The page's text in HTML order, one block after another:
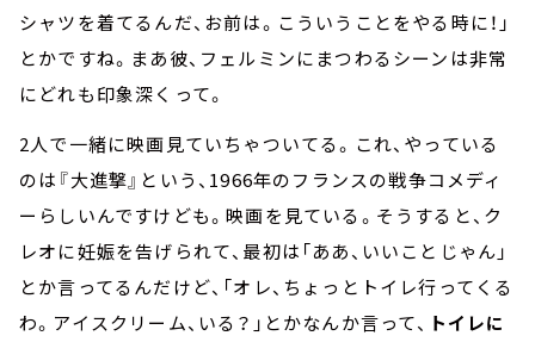
シャツを着てるんだ、お前は。こういうことをやる時に！」
とかですね。まあ彼、フェルミンにまつわるシーンは非常
にどれも印象深くって。
2人で一緒に映画見ていちゃついてる。これ、やっている
のは『大進撃』という、1966年のフランスの戦争コメディ
ーらしいんですけども。映画を見ている。そうすると、ク
レオに妊娠を告げられて、最初は「ああ、いいことじゃん」
とか言ってるんだけど、「オレ、ちょっとトイレ行ってくる
わ。アイスクリーム、いる？」とかなんか言って、 トイレに